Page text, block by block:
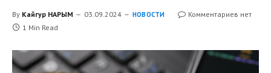
By Кайгур НАРЫМ 03.09.2024 НОВОСТИ
Комментариев нет
1 Min Read